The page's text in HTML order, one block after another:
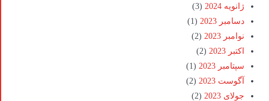
ژانویه 2024
(3)
دسامبر 2023
(1)
نوامبر 2023
(2)
اکتبر 2023
(2)
سپتامبر 2023
(1)
آگوست 2023
(2)
جولای 2023
(2)